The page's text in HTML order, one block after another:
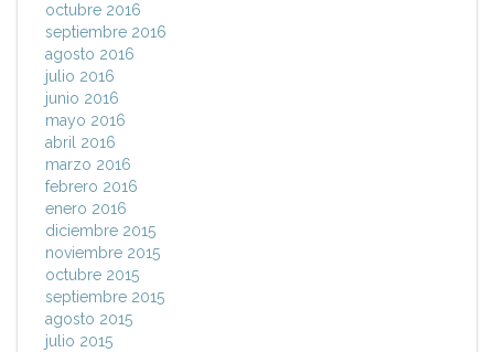
octubre 2016
septiembre 2016
agosto 2016
julio 2016
junio 2016
mayo 2016
abril 2016
marzo 2016
febrero 2016
enero 2016
diciembre 2015
noviembre 2015
octubre 2015
septiembre 2015
agosto 2015
julio 2015